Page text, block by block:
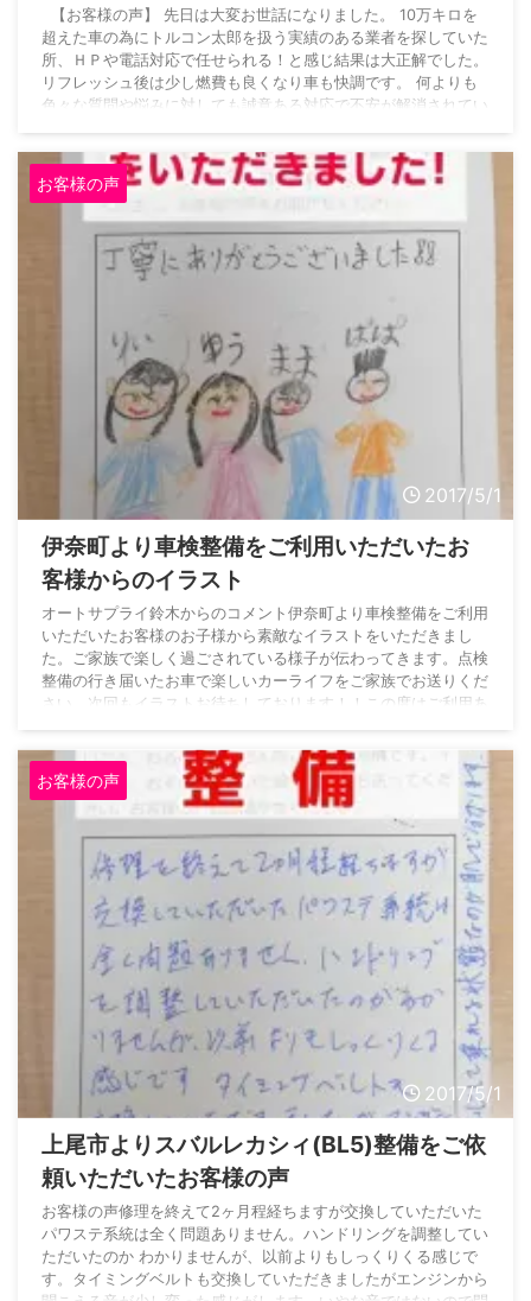
【お客様の声】 先日は大変お世話になりました。 10万キロを
超えた車の為にトルコン太郎を扱う実績のある業者を探していた
所、ＨＰや電話対応で任せられる！と感じ結果は大正解でした。
リフレッシュ後は少し燃費も良くなり車も快調です。 何よりも
色々な質問や悩みに対しても誠意ある対応で不安が解消されてい
よろしくお願いします。 この度は色々ありがとうございまし
た。 皆様、体調に気をつけて下さいね。 オートサプライ鈴木
より U様、この ...
お客様の声
2017/5/1
伊奈町より車検整備をご利用いただいたお
客様からのイラスト
オートサプライ鈴木からのコメント伊奈町より車検整備をご利用
いただいたお客様のお子様から素敵なイラストをいただきまし
た。ご家族で楽しく過ごされている様子が伝わってきます。点検
整備の行き届いたお車で楽しいカーライフをご家族でお送りくだ
さい。次回もイラストお待ちしております！！この度はご利用あ
ーーーーーーーーーーーーーーーーーーー親切・丁寧、便利で身
近な街のくるま屋さん有限会社オートサプライ鈴木車検・整備、
その他修理のお見積もり・相談無料です。お気軽にお ...
お客様の声
2017/5/1
上尾市よりスバルレカシィ(BL5)整備をご依
頼いただいたお客様の声
お客様の声修理を終えて2ヶ月程経ちますが交換していただいた
パワステ系統は全く問題ありません。ハンドリングを調整してい
ただいたのか わかりませんが、以前よりもしっくりくる感じで
す。タイミングベルトも交換していただきましたがエンジンから